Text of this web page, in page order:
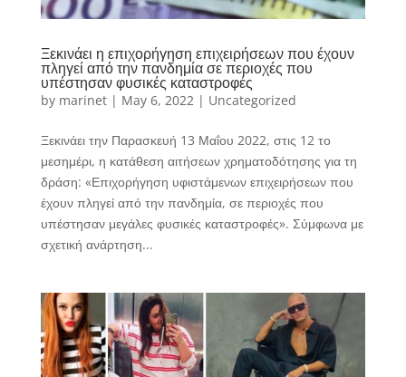
Ξεκινάει η επιχορήγηση επιχειρήσεων που έχουν
πληγεί από την πανδημία σε περιοχές που
υπέστησαν φυσικές καταστροφές
by marinet| May 6, 2022 | Uncategorized
Ξεκινάει την Παρασκευή 13 Μαΐου 2022, στις 12 το
μεσημέρι, η κατάθεση αιτήσεων χρηματοδότησης για τη
δράση: «Επιχορήγηση υφιστάμενων επιχειρήσεων που
έχουν πληγεί από την πανδημία, σε περιοχές που
υπέστησαν μεγάλες φυσικές καταστροφές». Σύμφωνα με
σχετική ανάρτηση...